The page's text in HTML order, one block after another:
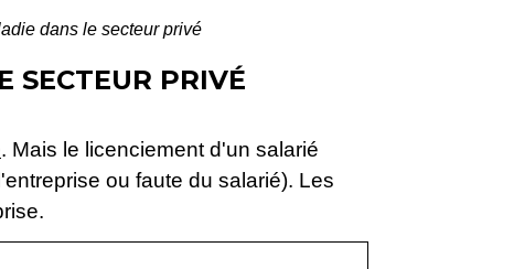
dans le secteur privé
SECTEUR PRIVÉ
. Mais le licenciement d'un salarié
ou faute du salarié). Les